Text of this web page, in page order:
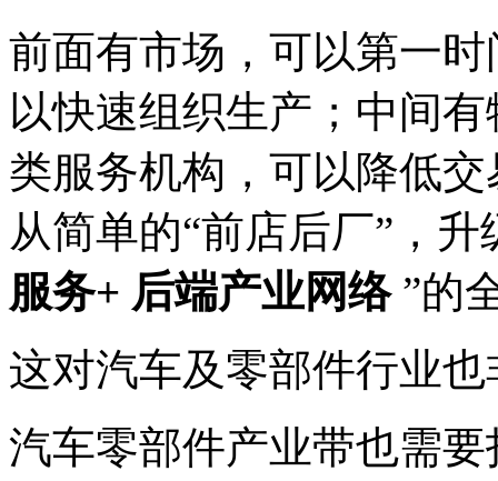
前面有市场，可以第一
以快速组织生产；中间
类服务机构，可以降低
从简单的“前店后厂”，升
服务+ 后端产业网络 ”的
这对汽车及零部件行业
汽车零部件产业带也需